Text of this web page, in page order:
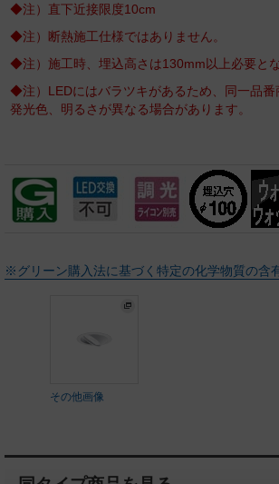
◆注）直下近接限度10cm
◆注）断熱施工仕様ではありません。
◆注）施工時、埋込高さは130mm以上必要とな
◆注）LEDにはバラツキがあるため、同一品番
発光色、明るさが異なる場合があります。
※グリーン購入法に基づく特定の化学物質の含
その他画像